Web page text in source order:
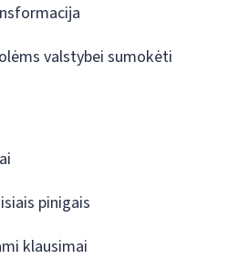
valstybei sumokėti
pinigais
klausimai